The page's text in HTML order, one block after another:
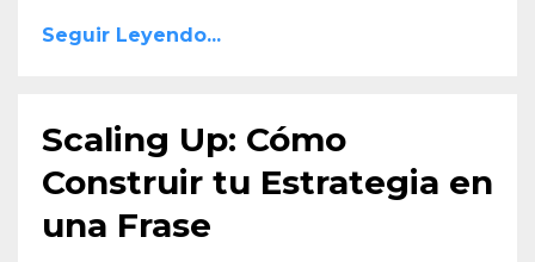
Seguir Leyendo...
Scaling Up: Cómo
Construir tu Estrategia en
una Frase